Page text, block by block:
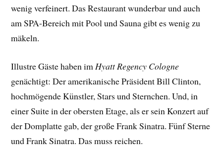
wenig verfeinert. Das Restaurant wunderbar und auch
am SPA-Bereich mit Pool und Sauna gibt es wenig zu
mäkeln.
Illustre Gäste haben imHyatt Regency Cologne
genächtigt: Der amerikanische Präsident Bill Clinton,
hochmögende Künstler, Stars und Sternchen. Und, in
einer Suite in der obersten Etage, als er sein Konzert auf
der Domplatte gab, der große Frank Sinatra. Fünf Sterne
und Frank Sinatra. Das muss reichen.